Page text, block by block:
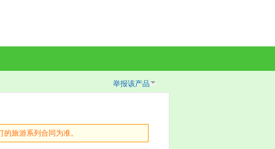
旅游系列合同为准。
举报该产品